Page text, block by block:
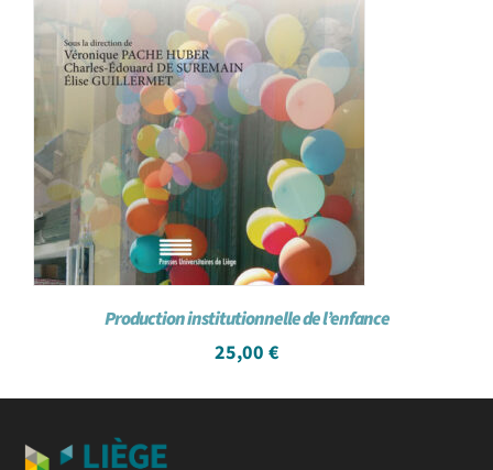
Production institutionnelle de l’enfance
25,00 €